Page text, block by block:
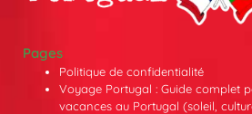
Pages
Politique de confidentialité
Voyage Portugal : Guide complet
vacances au Portugal (soleil,